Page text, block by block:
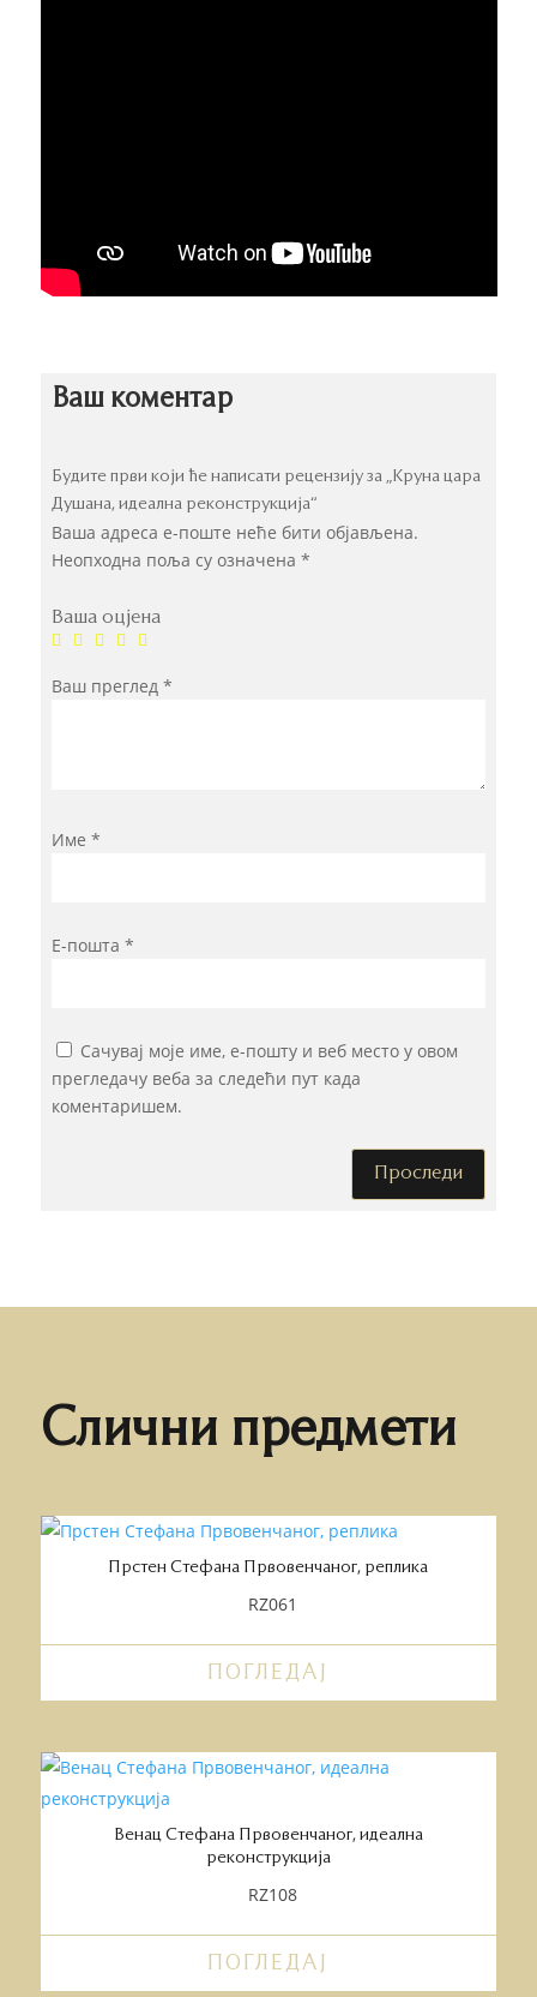
Ваш коментар
Будите први који ће написати рецензију за „Круна цара
Душана, идеална реконструкција“
Ваша адреса е-поште неће бити објављена.
Неопходна поља су означена *
Ваша оцјена
Ваш преглед *
Име *
Е-пошта *
Сачувај моје име, е-пошту и веб место у овом
прегледачу веба за следећи пут када
коментаришем.
Проследи
Слични предмети
Прстен Стефана Првовенчаног, реплика
RZ061
ПОГЛЕДАЈ
Венац Стефана Првовенчаног, идеална
реконструкција
RZ108
ПОГЛЕДАЈ